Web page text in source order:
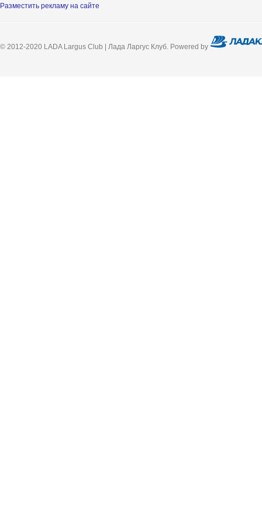
Разместить рекламу на сайте
© 2012-2020 LADA Largus Club | Лада Ларгус Клуб. Powered by